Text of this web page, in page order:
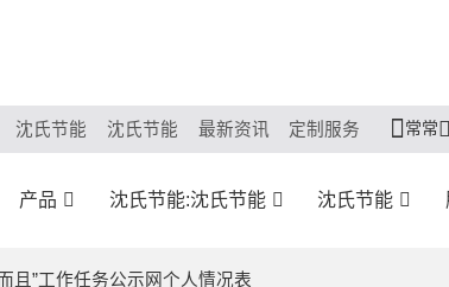
沈氏节能 沈氏节能 最新资讯 定制服务 常常
产品 沈氏节能:沈氏节能 沈氏节能
且”工作任务公示网个人情况表